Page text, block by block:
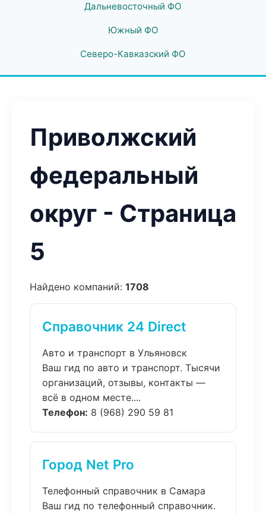
Дальневосточный ФО
Южный ФО
Северо-Кавказский ФО
Приволжский
федеральный
округ - Страница
5
Найдено компаний: 1708
Справочник 24 Direct
Авто и транспорт в Ульяновск
Ваш гид по авто и транспорт. Тысячи
организаций, отзывы, контакты —
всё в одном месте....
Телефон: 8 (968) 290 59 81
Город Net Pro
Телефонный справочник в Самара
Ваш гид по телефонный справочник.